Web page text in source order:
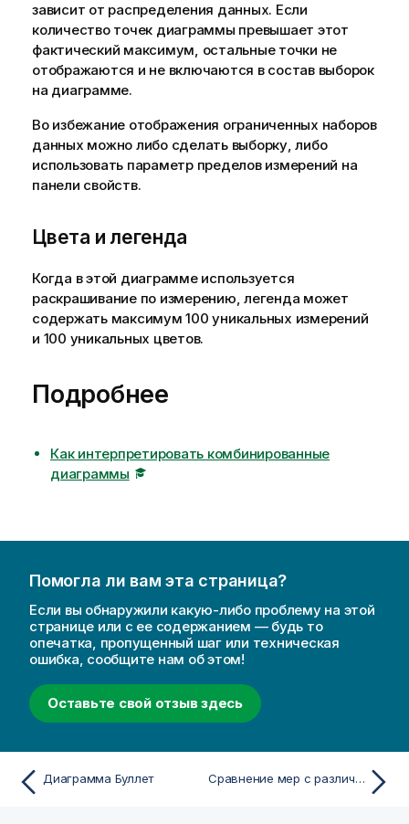
зависит от распределения данных. Если
количество точек диаграммы превышает этот
фактический максимум, остальные точки не
отображаются и не включаются в состав выборок
на диаграмме.
Во избежание отображения ограниченных наборов
данных можно либо сделать выборку, либо
использовать параметр пределов измерений на
панели свойств.
Цвета и легенда
Когда в этой диаграмме используется
раскрашивание по измерению, легенда может
содержать максимум 100 уникальных измерений
и 100 уникальных цветов.
Подробнее
Как интерпретировать комбинированные
диаграммы
Помогла ли вам эта страница?
Если вы обнаружили какую-либо проблему на этой
странице или с ее содержанием — будь то
опечатка, пропущенный шаг или техническая
ошибка, сообщите нам об этом!
Оставьте свой отзыв здесь
Диаграмма Буллет Сравнение мер с различным масштабом с помощью комбинированной диаграммы